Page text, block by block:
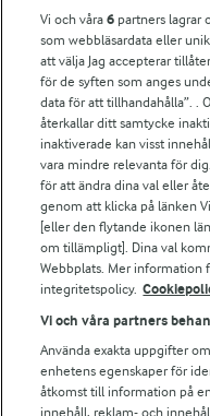
För ägare
Arlas kundportal
Arla.com
Falbygdens Ost
Arla webbshop
Bildbank
Följ oss
Vi och våra6 partners lagrar
som webbläsardata eller
att välja Jag accepterar
för de syften som anges
data för att tillhandahålla”. .
återkallar ditt samtycke
inaktiverade kan visst
vara mindre relevanta för
för att ändra dina val eller
genom att klicka på länken
[eller den flytande ikonen
om tillämpligt]. Dina val
Webbplats. Mer information
integritetspolicy.
Vi och våra partners
Använda exakta uppgifter
enhetens egenskaper för
åtkomst till information på
innehåll, reklam- och